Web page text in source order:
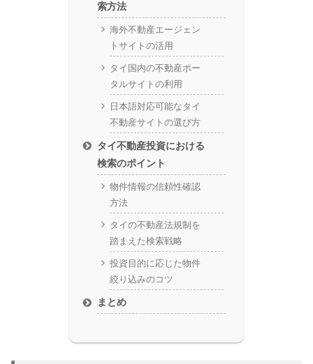
索方法
海外不動産エージェン
トサイトの活用
タイ国内の不動産ポー
タルサイトの利用
日本語対応可能なタイ
不動産サイトの選び方
タイ不動産投資における
検索のポイント
物件情報の信頼性確認
方法
タイの不動産法規制を
踏まえた検索戦略
投資目的に応じた物件
絞り込みのコツ
まとめ